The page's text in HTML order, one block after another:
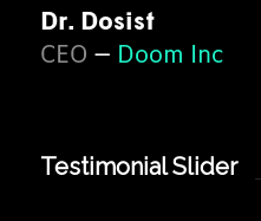
Dr. Dosist
CEO – Doom Inc
Testimonial Slider